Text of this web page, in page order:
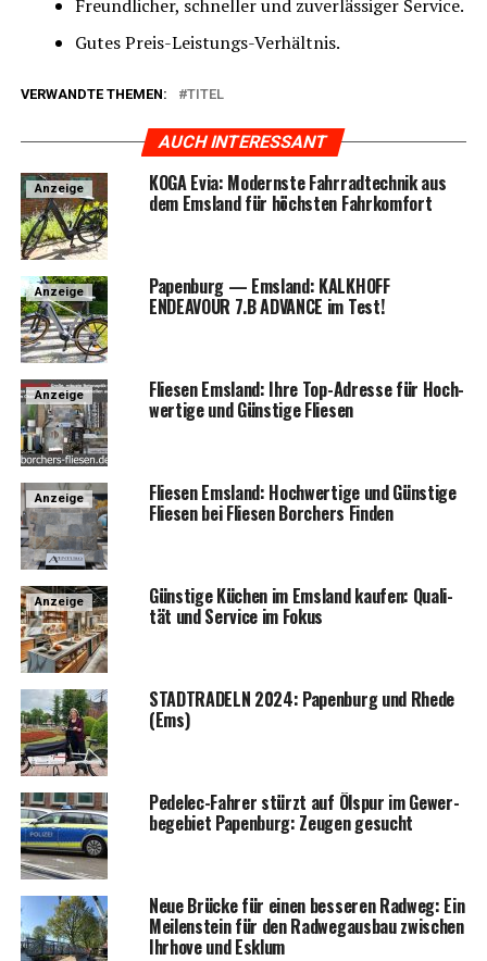
Freund­li­cher, schnel­ler und zuver­läs­si­ger Service.
Gutes Preis-Leis­tungs-Ver­hält­nis.
VERWANDTE THEMEN: TITEL
AUCH INTERESSANT
Anzeige KOGA Evia: Moderns­te Fahr­rad­tech­nik aus
dem Ems­land für höchs­ten Fahrkomfort
Anzeige Papen­burg — Ems­land: KALKHOFF
ENDEAVOUR 7.B ADVANCE im Test!
Anzeige Flie­sen Ems­land: Ihre Top-Adres­se für Hoch­
wer­ti­ge und Güns­ti­ge Fliesen
Anzeige Flie­sen Ems­land: Hoch­wer­ti­ge und Güns­ti­ge
Flie­sen bei Flie­sen Bor­chers Finden
Anzeige Güns­ti­ge Küchen im Ems­land kau­fen: Qua­li­
tät und Ser­vice im Fokus
STADTRADELN 2024: Papen­burg und Rhe­de
(Ems)
Pedelec-Fah­rer stürzt auf Ölspur im Gewer­
be­ge­biet Papen­burg: Zeu­gen gesucht
Neue Brü­cke für einen bes­se­ren Rad­weg: Ein
Mei­len­stein für den Rad­weg­aus­bau zwi­schen
Ihr­ho­ve und Esklum